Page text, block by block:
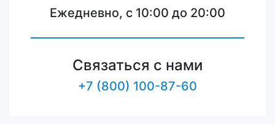
Ежедневно, с 10:00 до 20:00
Связаться с нами
+7 (800) 100-87-60